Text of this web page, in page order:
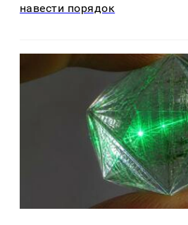
навести порядок